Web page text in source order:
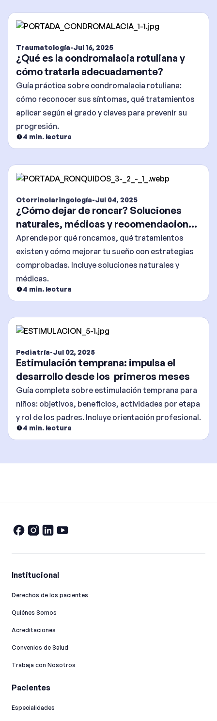
Traumatología-Jul 16, 2025
¿Qué es la condromalacia rotuliana y
cómo tratarla adecuadamente?
Guía práctica sobre condromalacia rotuliana:
cómo reconocer sus síntomas, qué tratamientos
aplicar según el grado y claves para prevenir su
progresión.
4 min. lectura
Otorrinolaringología-Jul 04, 2025
¿Cómo dejar de roncar? Soluciones
naturales, médicas y recomendaciones
efectivas
Aprende por qué roncamos, qué tratamientos
existen y cómo mejorar tu sueño con estrategias
comprobadas. Incluye soluciones naturales y
médicas.
4 min. lectura
Pediatría-Jul 02, 2025
Estimulación temprana: impulsa el
desarrollo desde los primeros meses
Guía completa sobre estimulación temprana para
niños: objetivos, beneficios, actividades por etapa
y rol de los padres. Incluye orientación profesional.
4 min. lectura
Institucional
Derechos de los pacientes
Quiénes Somos
Acreditaciones
Convenios de Salud
Trabaja con Nosotros
Pacientes
Especialidades